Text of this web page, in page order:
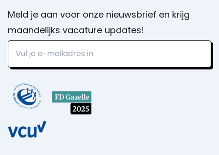
Meld je aan voor onze nieuwsbrief en krijg
maandelijks vacature updates!